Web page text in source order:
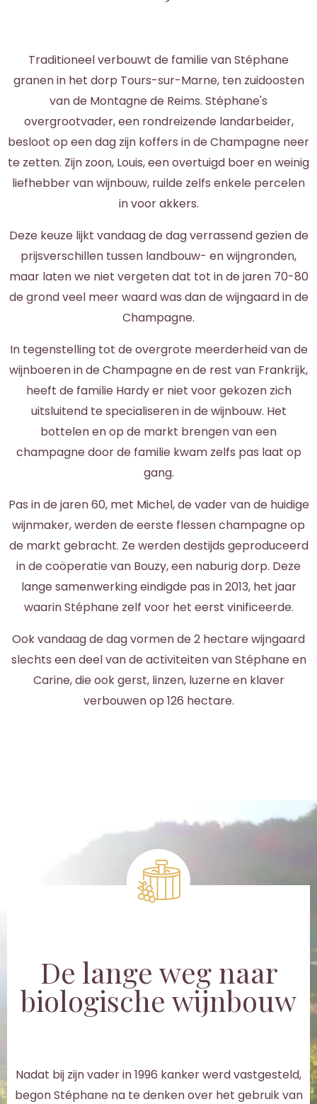
Traditioneel verbouwt de familie van Stéphane
granen in het dorp Tours-sur-Marne, ten zuidoosten
van de Montagne de Reims. Stéphane's
overgrootvader, een rondreizende landarbeider,
besloot op een dag zijn koffers in de Champagne neer
te zetten. Zijn zoon, Louis, een overtuigd boer en weinig
liefhebber van wijnbouw, ruilde zelfs enkele percelen
in voor akkers.
Deze keuze lijkt vandaag de dag verrassend gezien de
prijsverschillen tussen landbouw- en wijngronden,
maar laten we niet vergeten dat tot in de jaren 70-80
de grond veel meer waard was dan de wijngaard in de
Champagne.
In tegenstelling tot de overgrote meerderheid van de
wijnboeren in de Champagne en de rest van Frankrijk,
heeft de familie Hardy er niet voor gekozen zich
uitsluitend te specialiseren in de wijnbouw. Het
bottelen en op de markt brengen van een
champagne door de familie kwam zelfs pas laat op
gang.
Pas in de jaren 60, met Michel, de vader van de huidige
wijnmaker, werden de eerste flessen champagne op
de markt gebracht. Ze werden destijds geproduceerd
in de coöperatie van Bouzy, een naburig dorp. Deze
lange samenwerking eindigde pas in 2013, het jaar
waarin Stéphane zelf voor het eerst vinificeerde.
Ook vandaag de dag vormen de 2 hectare wijngaard
slechts een deel van de activiteiten van Stéphane en
Carine, die ook gerst, linzen, luzerne en klaver
verbouwen op 126 hectare.
De lange weg naar
biologische wijnbouw
Nadat bij zijn vader in 1996 kanker werd vastgesteld,
begon Stéphane na te denken over het gebruik van